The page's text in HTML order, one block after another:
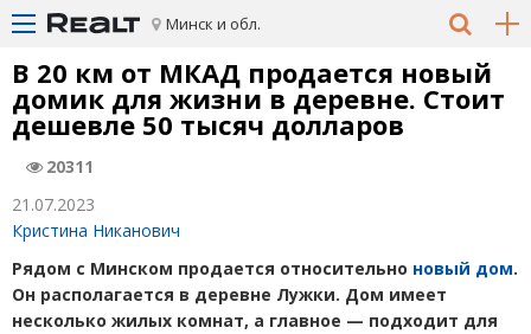
Минск и обл.
В 20 км от МКАД продается новый
домик для жизни в деревне. Стоит
дешевле 50 тысяч долларов
20311
21.07.2023
Кристина Никанович
Рядом с Минском продается относительно новый дом.
Он располагается в деревне Лужки. Дом имеет
несколько жилых комнат, а главное — подходит для